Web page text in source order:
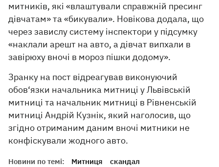
митників, які «влаштували справжній пресинг
дівчатам» та «бикували». Новікова додала, що
через завислу систему інспектори у підсумку
«наклали арешт на авто, а дівчат випхали в
завірюху вночі в мороз пішки додому».
Зранку на пост відреагував виконуючий
обов‘язки начальника митниці у Львівській
митниці та начальник митниці в Рівненській
митниці Андрій Кузнік, який наголосив, що
згідно отриманим даним вночі митники не
конфіскували жодного авто.
Новини по темі: Митниця
скандал